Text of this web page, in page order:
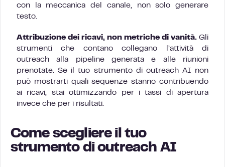
con la meccanica del canale, non solo generare
testo.
Attribuzione dei ricavi, non metriche di vanità. Gli
strumenti che contano collegano l’attività di
outreach alla pipeline generata e alle riunioni
prenotate. Se il tuo strumento di outreach AI non
può mostrarti quali sequenze stanno contribuendo
ai ricavi, stai ottimizzando per i tassi di apertura
invece che per i risultati.
Come scegliere il tuo
strumento di outreach AI